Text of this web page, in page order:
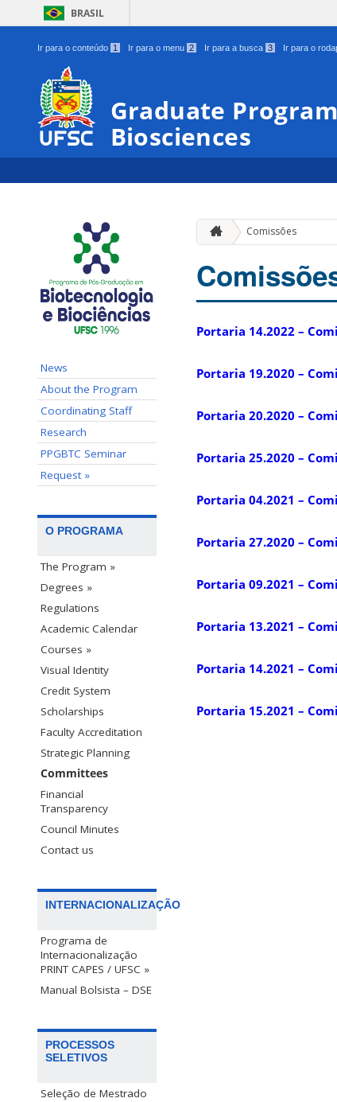
BRASIL
Ir para o conteúdo 1 Ir para o menu 2 Ir para a busca 3 Ir para o
Graduate
Biosciences
News
About the Program
Coordinating Staff
Research
PPGBTC Seminar
Request »
O PROGRAMA
The Program »
Degrees »
Regulations
Academic Calendar
Courses »
Visual Identity
Credit System
Scholarships
Faculty Accreditation
Strategic Planning
Committees
Financial
Transparency
Council Minutes
Contact us
INTERNACIONALIZAÇÃO
Programa de
Internacionalização
PRINT CAPES / UFSC »
Manual Bolsista – DSE
PROCESSOS
SELETIVOS
Seleção de Mestrado
Comissões
Portaria 14.2022 –
Portaria 19.2020 –
Portaria 20.2020 –
Portaria 25.2020 –
Portaria 04.2021 –
Portaria 27.2020 –
Portaria 09.2021 –
Portaria 13.2021 –
Portaria 14.2021 –
Portaria 15.2021 –